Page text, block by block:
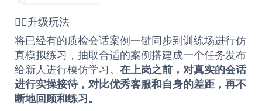
🏄‍♂️升级玩法
将已经有的质检会话案例一键同步到训练场进行仿
真模拟练习，抽取合适的案例搭建成一个任务发布
给新人进行模仿学习。 在上岗之前，对真实的会话
进行实操接待，对比优秀客服和自身的差距，再不
断地回顾和练习。